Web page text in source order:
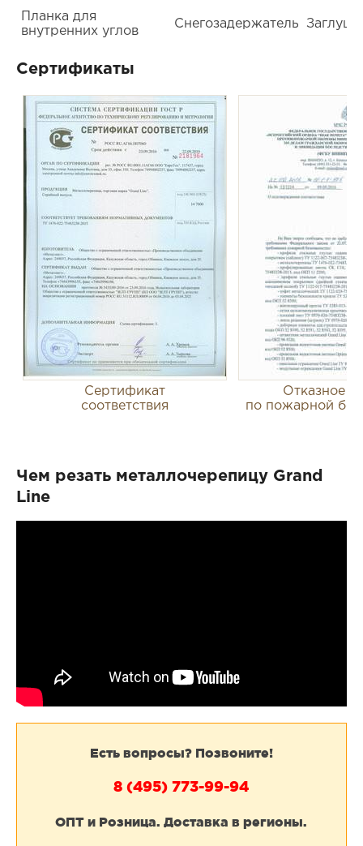
Планка для
внутренних углов
Снегозадержатель
Сертификаты
Сертификат
соответствия
Отказное
по пожарной
Чем резать металлочерепицу Grand
Line
Есть вопросы? Позвоните!
8 (495) 773-99-94
ОПТ и Розница. Доставка в регионы.